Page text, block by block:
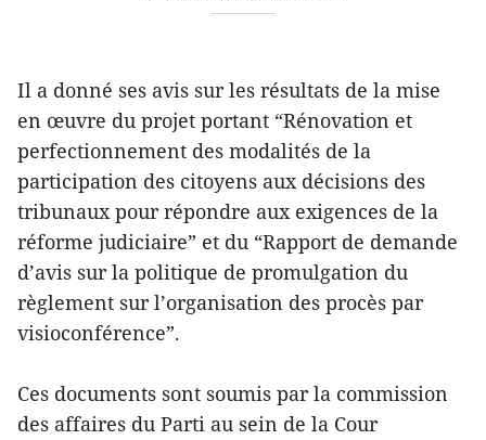
Il a donné ses avis sur les résultats de la mise
en œuvre du projet portant “Rénovation et
perfectionnement des modalités de la
participation des citoyens aux décisions des
tribunaux pour répondre aux exigences de la
réforme judiciaire” et du “Rapport de demande
d’avis sur la politique de promulgation du
règlement sur l’organisation des procès par
visioconférence”.
Ces documents sont soumis par la commission
des affaires du Parti au sein de la Cour